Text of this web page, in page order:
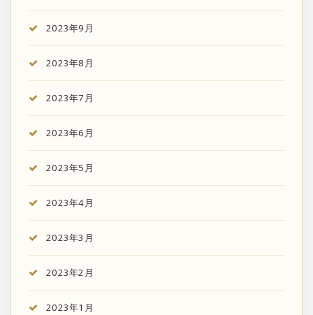
2023年9月
2023年8月
2023年7月
2023年6月
2023年5月
2023年4月
2023年3月
2023年2月
2023年1月